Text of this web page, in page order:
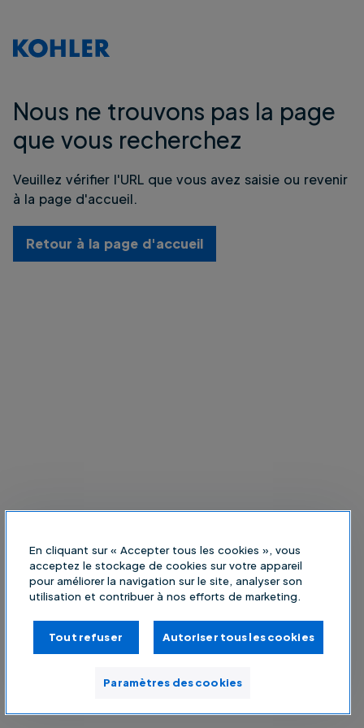
Nous ne trouvons pas la page
que vous recherchez
Veuillez vérifier l'URL que vous avez saisie ou revenir
à la page d'accueil.
Retour à la page d'accueil
En cliquant sur « Accepter tous les cookies », vous
acceptez le stockage de cookies sur votre appareil
pour améliorer la navigation sur le site, analyser son
utilisation et contribuer à nos efforts de marketing.
Tout refuser Autoriser tous les cookies
Paramètres des cookies